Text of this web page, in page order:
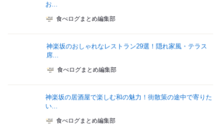
お...
食べログまとめ編集部
神楽坂のおしゃれなレストラン29選！隠れ家風・テラス
席...
食べログまとめ編集部
神楽坂の居酒屋で楽しむ和の魅力！街散策の途中で寄りた
い...
食べログまとめ編集部